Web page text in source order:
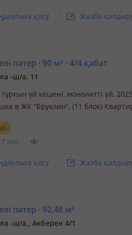
қосу Жазба
пәтер · 90 м² · 4/4 қабат
-ш/а. 11
үй кешені, монолитті үй,
в ЖК “Бруклин”, (11 блок)
к каждой детали.
7 там.
қосу Жазба
пәтер · 92.48 м²
-ш/а., Акберен 4/1